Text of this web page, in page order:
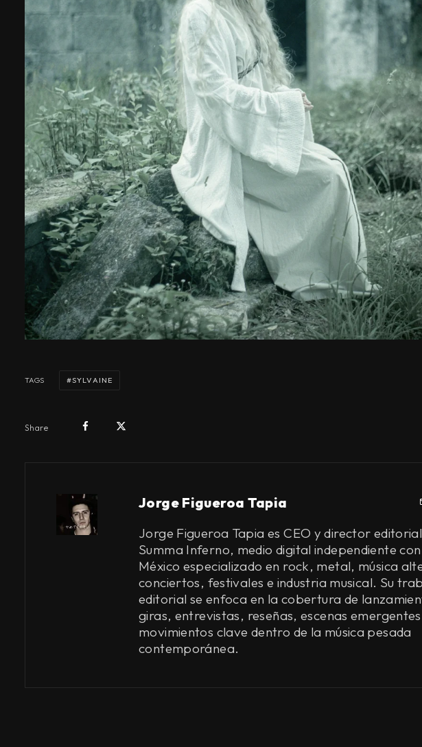
TAGS SYLVAINE
Share
Jorge Figueroa Tapia
Jorge Figueroa Tapia es CEO y director
Summa Inferno, medio digital independiente
México especializado en rock, metal, música
conciertos, festivales e industria musical. Su
editorial se enfoca en la cobertura de
giras, entrevistas, reseñas, escenas
movimientos clave dentro de la música pesada
contemporánea.